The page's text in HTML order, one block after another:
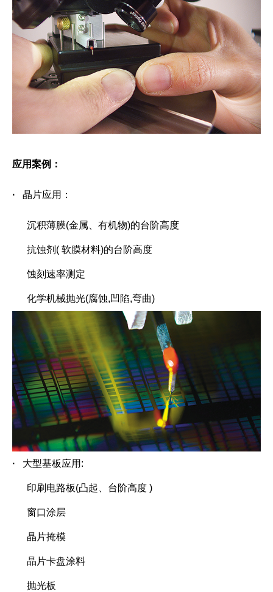
应用案例：
· 晶片应用：
沉积薄膜(金属、有机物)的台阶高度
抗蚀剂 ( 软膜材料)的台阶高度
蚀刻速率测定
化学机械抛光(腐蚀,凹陷,弯曲)
· 大型基板应用 :
印刷电路板(凸起、台阶高度 )
窗口涂层
晶片掩模
晶片卡盘涂料
抛光板